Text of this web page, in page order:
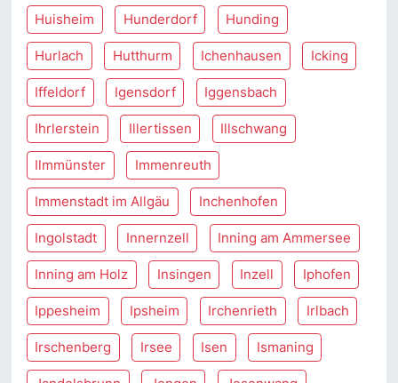
Huisheim Hunderdorf Hunding
Hurlach Hutthurm Ichenhausen Icking
Iffeldorf Igensdorf Iggensbach
Ihrlerstein Illertissen Illschwang
Ilmmünster Immenreuth
Immenstadt im Allgäu Inchenhofen
Ingolstadt Innernzell Inning am Ammersee
Inning am Holz Insingen Inzell Iphofen
Ippesheim Ipsheim Irchenrieth Irlbach
Irschenberg Irsee Isen Ismaning